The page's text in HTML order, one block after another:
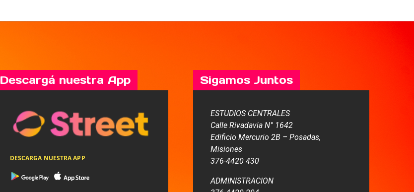
Descargá nuestra App
DESCARGA NUESTRA APP
Sigamos Juntos
ESTUDIOS CENTRALES
Calle Rivadavia N° 1642
Edificio Mercurio 2B – Posadas,
Misiones
376-4420 430
ADMINISTRACION